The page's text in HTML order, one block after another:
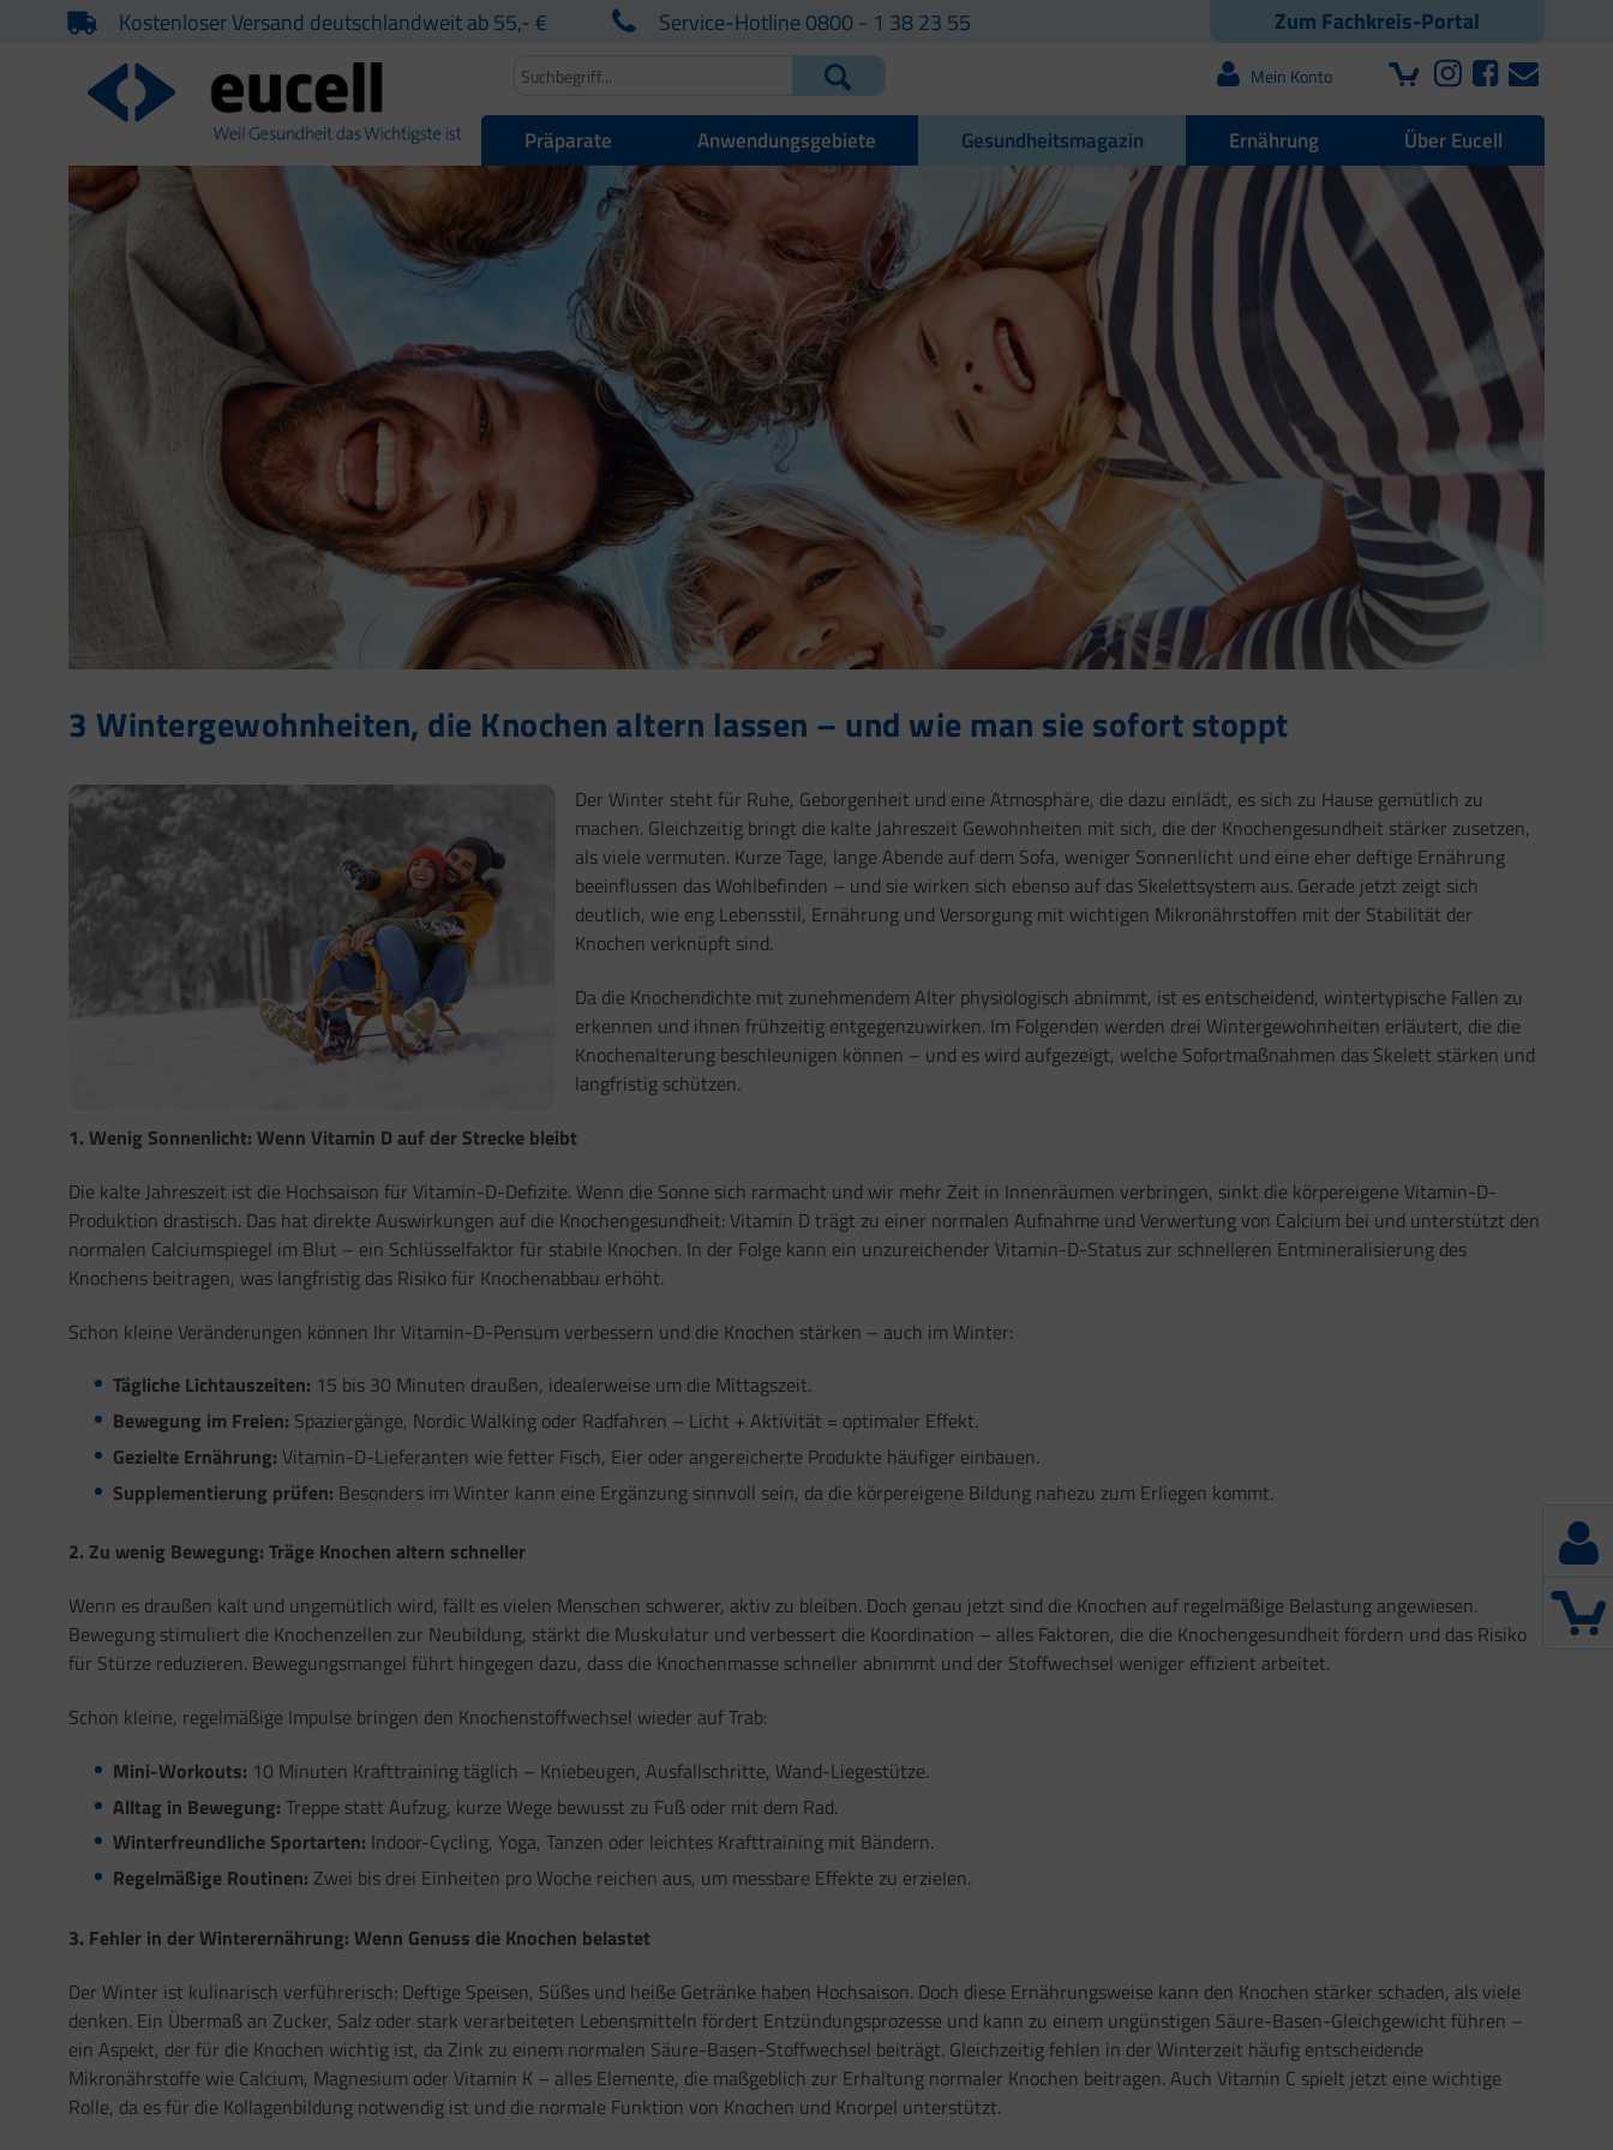
Zum Fachkreis-Portal
Kostenloser Versand deutschlandweit ab 55,- € Service-Hotline 0800 - 1 38 23 55
Mein Konto
Präparate Anwendungsgebiete Gesundheitsmagazin Ernährung Über Eucell
3 Wintergewohnheiten, die Knochen altern lassen – und wie man sie sofort stoppt
Der Winter steht für Ruhe, Geborgenheit und eine Atmosphäre, die dazu einlädt, es sich zu Hause gemütlich zu
machen. Gleichzeitig bringt die kalte Jahreszeit Gewohnheiten mit sich, die der Knochengesundheit stärker zusetzen,
als viele vermuten. Kurze Tage, lange Abende auf dem Sofa, weniger Sonnenlicht und eine eher deftige Ernährung
beeinflussen das Wohlbefinden – und sie wirken sich ebenso auf das Skelettsystem aus. Gerade jetzt zeigt sich
deutlich, wie eng Lebensstil, Ernährung und Versorgung mit wichtigen Mikronährstoffen mit der Stabilität der
Knochen verknüpft sind.
Da die Knochendichte mit zunehmendem Alter physiologisch abnimmt, ist es entscheidend, wintertypische Fallen zu
erkennen und ihnen frühzeitig entgegenzuwirken. Im Folgenden werden drei Wintergewohnheiten erläutert, die die
Knochenalterung beschleunigen können – und es wird aufgezeigt, welche Sofortmaßnahmen das Skelett stärken und
langfristig schützen.
1. Wenig Sonnenlicht: Wenn Vitamin D auf der Strecke bleibt
Die kalte Jahreszeit ist die Hochsaison für Vitamin-D-Defizite. Wenn die Sonne sich rarmacht und wir mehr Zeit in Innenräumen verbringen, sinkt die körpereigene Vitamin-D-
Produktion drastisch. Das hat direkte Auswirkungen auf die Knochengesundheit: Vitamin D trägt zu einer normalen Aufnahme und Verwertung von Calcium bei und unterstützt den
normalen Calciumspiegel im Blut – ein Schlüsselfaktor für stabile Knochen. In der Folge kann ein unzureichender Vitamin-D-Status zur schnelleren Entmineralisierung des
Knochens beitragen, was langfristig das Risiko für Knochenabbau erhöht.
Schon kleine Veränderungen können Ihr Vitamin-D-Pensum verbessern und die Knochen stärken – auch im Winter:
Tägliche Lichtauszeiten: 15 bis 30 Minuten draußen, idealerweise um die Mittagszeit.
Bewegung im Freien: Spaziergänge, Nordic Walking oder Radfahren – Licht + Aktivität = optimaler Effekt.
Gezielte Ernährung: Vitamin-D-Lieferanten wie fetter Fisch, Eier oder angereicherte Produkte häufiger einbauen.
Supplementierung prüfen: Besonders im Winter kann eine Ergänzung sinnvoll sein, da die körpereigene Bildung nahezu zum Erliegen kommt.
2. Zu wenig Bewegung: Träge Knochen altern schneller
Wenn es draußen kalt und ungemütlich wird, fällt es vielen Menschen schwerer, aktiv zu bleiben. Doch genau jetzt sind die Knochen auf regelmäßige Belastung angewiesen.
Bewegung stimuliert die Knochenzellen zur Neubildung, stärkt die Muskulatur und verbessert die Koordination – alles Faktoren, die die Knochengesundheit fördern und das Risiko
für Stürze reduzieren. Bewegungsmangel führt hingegen dazu, dass die Knochenmasse schneller abnimmt und der Stoffwechsel weniger effizient arbeitet.
Schon kleine, regelmäßige Impulse bringen den Knochenstoffwechsel wieder auf Trab:
Mini-Workouts: 10 Minuten Krafttraining täglich – Kniebeugen, Ausfallschritte, Wand-Liegestütze.
Alltag in Bewegung: Treppe statt Aufzug, kurze Wege bewusst zu Fuß oder mit dem Rad.
Winterfreundliche Sportarten: Indoor-Cycling, Yoga, Tanzen oder leichtes Krafttraining mit Bändern.
Regelmäßige Routinen: Zwei bis drei Einheiten pro Woche reichen aus, um messbare Effekte zu erzielen.
3. Fehler in der Winterernährung: Wenn Genuss die Knochen belastet
Der Winter ist kulinarisch verführerisch: Deftige Speisen, Süßes und heiße Getränke haben Hochsaison. Doch diese Ernährungsweise kann den Knochen stärker schaden, als viele
denken. Ein Übermaß an Zucker, Salz oder stark verarbeiteten Lebensmitteln fördert Entzündungsprozesse und kann zu einem ungünstigen Säure-Basen-Gleichgewicht führen –
ein Aspekt, der für die Knochen wichtig ist, da Zink zu einem normalen Säure-Basen-Stoffwechsel beiträgt. Gleichzeitig fehlen in der Winterzeit häufig entscheidende
Mikronährstoffe wie Calcium, Magnesium oder Vitamin K – alles Elemente, die maßgeblich zur Erhaltung normaler Knochen beitragen. Auch Vitamin C spielt jetzt eine wichtige
Rolle, da es für die Kollagenbildung notwendig ist und die normale Funktion von Knochen und Knorpel unterstützt.